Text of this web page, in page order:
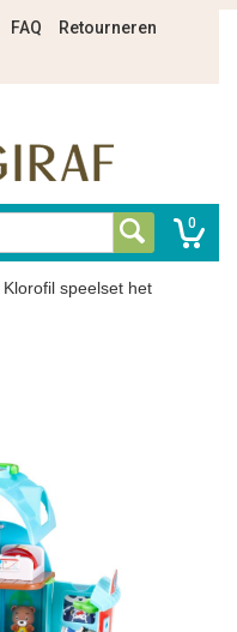
FAQ
Retourneren
0
Klorofil speelset het